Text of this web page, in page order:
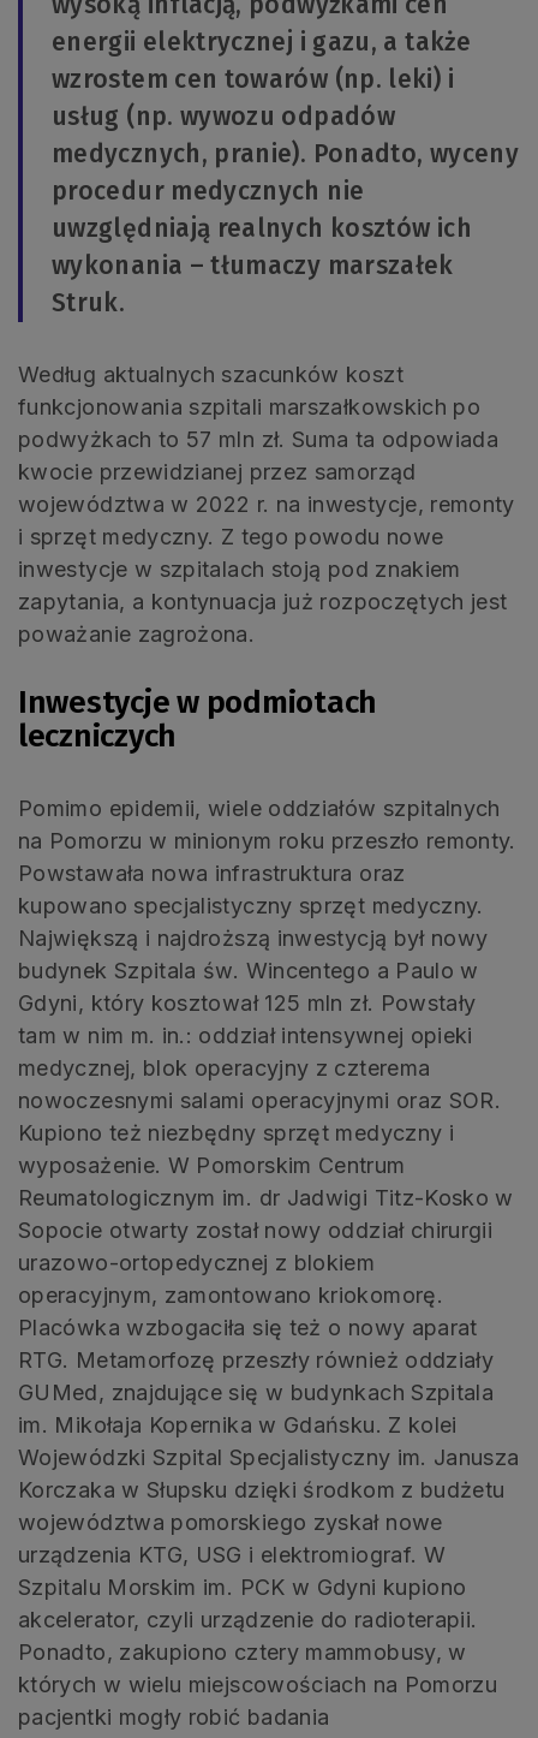
energii elektrycznej i gazu, a także
wzrostem cen towarów (np. leki) i
usług (np. wywozu odpadów
medycznych, pranie). Ponadto, wyceny
procedur medycznych nie
uwzględniają realnych kosztów ich
wykonania – tłumaczy marszałek
Struk.
Według aktualnych szacunków koszt
funkcjonowania szpitali marszałkowskich po
podwyżkach to 57 mln zł. Suma ta odpowiada
kwocie przewidzianej przez samorząd
województwa w 2022 r. na inwestycje, remonty
i sprzęt medyczny. Z tego powodu nowe
inwestycje w szpitalach stoją pod znakiem
zapytania, a kontynuacja już rozpoczętych jest
poważanie zagrożona.
Inwestycje w podmiotach
leczniczych
Pomimo epidemii, wiele oddziałów szpitalnych
na Pomorzu w minionym roku przeszło remonty.
Powstawała nowa infrastruktura oraz
kupowano specjalistyczny sprzęt medyczny.
Największą i najdroższą inwestycją był nowy
budynek Szpitala św. Wincentego a Paulo w
Gdyni, który kosztował 125 mln zł. Powstały
tam w nim m. in.: oddział intensywnej opieki
medycznej, blok operacyjny z czterema
nowoczesnymi salami operacyjnymi oraz SOR.
Kupiono też niezbędny sprzęt medyczny i
wyposażenie. W Pomorskim Centrum
Reumatologicznym im. dr Jadwigi Titz-Kosko w
Sopocie otwarty został nowy oddział chirurgii
urazowo-ortopedycznej z blokiem
operacyjnym, zamontowano kriokomorę.
Placówka wzbogaciła się też o nowy aparat
RTG. Metamorfozę przeszły również oddziały
GUMed, znajdujące się w budynkach Szpitala
im. Mikołaja Kopernika w Gdańsku. Z kolei
Wojewódzki Szpital Specjalistyczny im. Janusza
Korczaka w Słupsku dzięki środkom z budżetu
województwa pomorskiego zyskał nowe
urządzenia KTG, USG i elektromiograf. W
Szpitalu Morskim im. PCK w Gdyni kupiono
akcelerator, czyli urządzenie do radioterapii.
Ponadto, zakupiono cztery mammobusy, w
których w wielu miejscowościach na Pomorzu
pacjentki mogły robić badania